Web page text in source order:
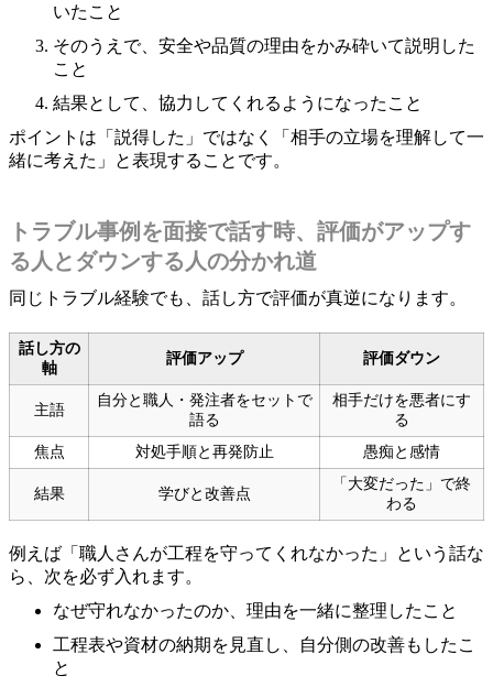
いたこと
そのうえで、安全や品質の理由をかみ砕いて説明した
こと
結果として、協力してくれるようになったこと
ポイントは「説得した」ではなく「相手の立場を理解して一
緒に考えた」と表現することです。
トラブル事例を面接で話す時、評価がアップす
る人とダウンする人の分かれ道
同じトラブル経験でも、話し方で評価が真逆になります。
話し方の
軸
評価アップ 評価ダウン
主語
自分と職人・発注者をセットで
語る
相手だけを悪者にす
る
焦点
対処手順と再発防止 愚痴と感情
結果 学びと改善点
「大変だった」で終
わる
例えば「職人さんが工程を守ってくれなかった」という話な
ら、次を必ず入れます。
なぜ守れなかったのか、理由を一緒に整理したこと
工程表や資材の納期を見直し、自分側の改善もしたこ
と